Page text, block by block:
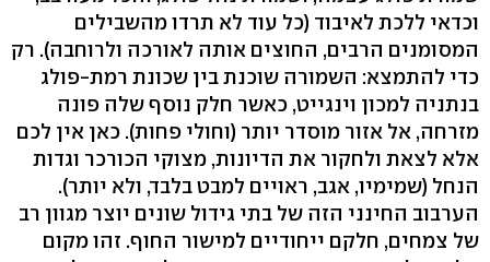
וכדאי ללכת לאיבוד (כל עוד לא תרדו מהשבילים
המסומנים הרבים, החוצים אותה לאורכה ולרוחבה‭.(‬ רק
כדי להתמצא: השמורה שוכנת בין שכונת רמת-פולג
בנתניה למכון וינגייט, כאשר חלק נוסף שלה פונה
מזרחה, אל אזור מוסדר יותר (וחולי פחות‭.(‬ כאן אין לכם
אלא לצאת ולחקור את הדיונות, מצוקי הכורכר וגדות
הערבוב החינני הזה של בתי גידול שונים יוצר מגוון רב
של צמחים, חלקם ייחודיים למישור החוף. זהו מקום